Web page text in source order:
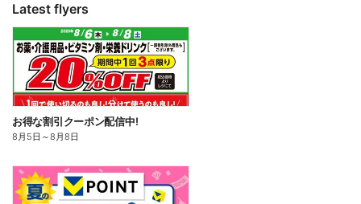
Latest flyers
お得な割引クーポン配信中!
8月5日 ～8月8日